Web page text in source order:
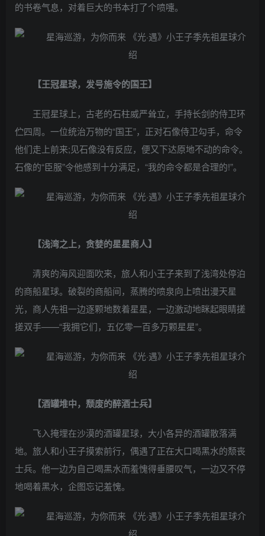
的书卷气息，对着巨大的书本打了个喷嚏。
【王冠星球，发号施令的国王】
王冠星球上，古老的石柱威严耸立，手持长剑的侍卫环
伫四周。一位统治万物的“国王”，正对石像侍卫勾手，命令
他们走上前来;见石像没有反应，便又下达原地不动的命令。
石像的“臣服”令他感到十分满足，“我的命令都是合理的!”。
【浅湾之上，贪婪的星星商人】
清爽的海风迎面吹来，旅人和小王子来到了浅湾处停泊
的商船星球。破裂的商船间，蒸腾的喷泉向上喷出漫天星
光，商人先祖一边逐颗地数着星星，一边激动地眯起眼睛搓
搓双手——“我拥它们，五亿零一百多万颗星星”。
【酒罐堆中，颓废的醉酒士兵】
飞入掩埋在沙漠的酒罐星球，大小各异的酒罐散落满
地。旅人和小王子摸索前行，偶遇了正在大口喝黑水的颓丧
士兵。他一边为自己喝黑水而羞愧得垂腰叹气，一边又不停
地喝着黑水，企图忘记羞愧。